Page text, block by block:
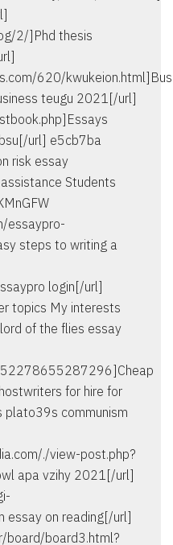
2/]Phd thesis
620/
teugu 2021[/url]
url] e5cb7ba
risk essay
Students
essaypro-
steps to writing a
login[/url]
topics My interests
of the flies essay
for hire for
plato39s communism
./view-post.php?
apa vzihy 2021[/url]
essay on reading[/url]
board/board3.html?